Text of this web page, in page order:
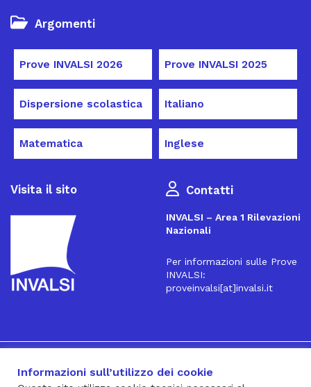
Argomenti
Prove INVALSI 2026 Prove INVALSI 2025
Dispersione scolastica Italiano
Matematica Inglese
Visita il sito Contatti
INVALSI – Area 1 Rilevazioni
Nazionali
Per informazioni sulle Prove
INVALSI:
proveinvalsi[at]invalsi.it
Iscriviti alla Newsletter
Informazioni sull’utilizzo dei cookie